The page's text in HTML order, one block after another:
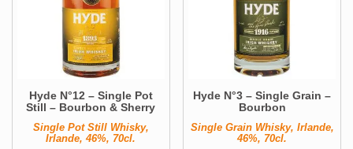
Hyde N°12 – Single Pot
Still – Bourbon & Sherry
Single Pot Still Whisky,
Irlande, 46%, 70cl.
Hyde N°3 – Single Grain –
Bourbon
Single Grain Whisky, Irlande,
46%, 70cl.